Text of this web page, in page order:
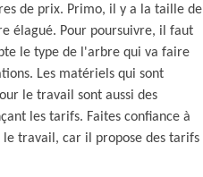
de prix. Primo, il y a la taille de
élagué. Pour poursuivre, il faut
le type de l'arbre qui va faire
Les matériels qui sont
le travail sont aussi des
les tarifs. Faites confiance à
le travail, car il propose des tarifs